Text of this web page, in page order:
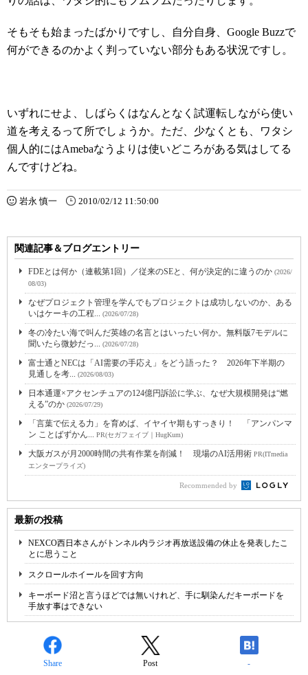
そもそも始まったばかりですし、自分自身、Google Buzzで
何ができるのかよく判っていない部分もある状況ですし。
いずれにせよ、しばらくはなんとなく試運転しながら使い
道を考えるって所でしょうか。ただ、少なくとも、ワタシ
個人的にはAmebaなうよりは使いどころがある気はしてる
んですけどね。
岩永 慎一 2010/02/12 11:50:00
関連記事＆ブログエントリー
FDEとは何か（連載第1回）／従来のSEと、何が決定的に違うのか (2026/
08/03)
なぜプロジェクト管理を学んでもプロジェクトは成功しないのか、ある
いはケーキの工程... (2026/07/28)
冬の冷たい海で叫んだ英雄の名言とはいったい何か。無料版7モデルに
聞いたら微妙だっ... (2026/07/28)
富士通とNECは「AI需要の手応え」をどう語った？ 2026年下半期の
見通しを考... (2026/08/03)
日本通運×アクセンチュアの124億円訴訟に学ぶ、なぜ大規模開発は“燃
える”のか (2026/07/29)
「言葉で伝える力」を育めば、イヤイヤ期もすっきり！ 「アンパンマ
ン ことばずかん... PR(セガフェイブ｜HugKum)
大阪ガスが月2000時間の共有作業を削減！ 現場のAI活用術 PR(ITmedia
エンタープライズ)
Recommended by
最新の投稿
NEXCO西日本さんがトンネル内ラジオ再放送設備の休止を発表したこ
とに思うこと
スクロールホイールを回す方向
キーボード沼と言うほどでは無いけれど、手に馴染んだキーボードを
手放す事はできない
Share Post -